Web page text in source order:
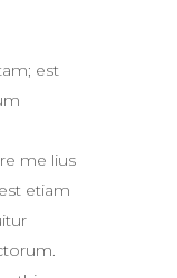
est
me lius
etiam